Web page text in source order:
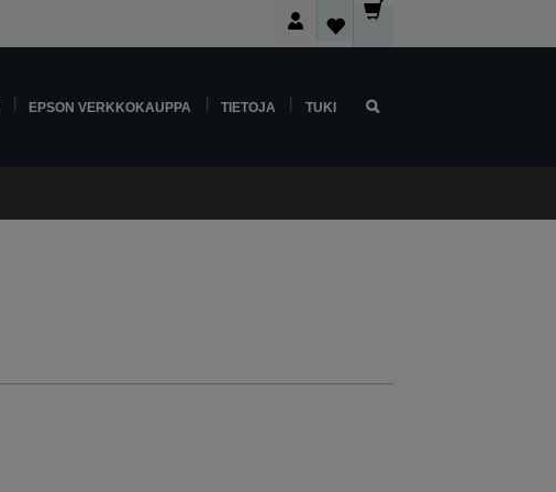
EPSON VERKKOKAUPPA TIETOJA TUKI